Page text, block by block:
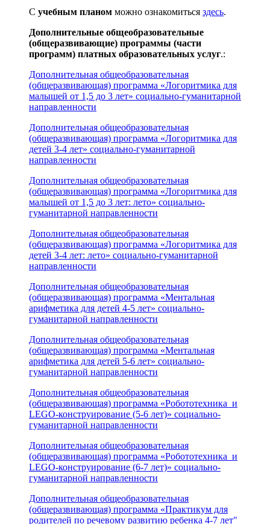
С учебным планом можно ознакомиться здесь.
Дополнительные общеобразовательные
(общеразвивающие) программы (части
программ) платных образовательных услуг.:
Дополнительная общеобразовательная
(общеразвивающая) программа «Логоритмика для
малышей от 1,5 до 3 лет» социально-гуманитарной
направленности
Дополнительная общеобразовательная
(общеразвивающая) программа «Логоритмика для
детей 3-4 лет» социально-гуманитарной
направленности
Дополнительная общеобразовательная
(общеразвивающая) программа «Логоритмика для
малышей от 1,5 до 3 лет: лето» социально-
гуманитарной направленности
Дополнительная общеобразовательная
(общеразвивающая) программа «Логоритмика для
детей 3-4 лет: лето» социально-гуманитарной
направленности
Дополнительная общеобразовательная
(общеразвивающая) программа «Ментальная
арифметика для детей 4-5 лет» социально-
гуманитарной направленности
Дополнительная общеобразовательная
(общеразвивающая) программа «Ментальная
арифметика для детей 5-6 лет» социально-
гуманитарной направленности
Дополнительная общеобразовательная
(общеразвивающая) программа «Робототехника и
LEGO-конструирование (5-6 лет)» социально-
гуманитарной направленности
Дополнительная общеобразовательная
(общеразвивающая) программа «Робототехника и
LEGO-конструирование (6-7 лет)» социально-
гуманитарной направленности
Дополнительная общеобразовательная
(общеразвивающая) программа «Практикум для
родителей по речевому развитию ребенка 4-7 лет"